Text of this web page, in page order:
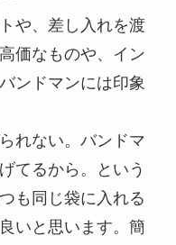
や、差し入れを渡
価なものや、イン
ンドマンには印象
れない。バンドマ
てるから。という
も同じ袋に入れる
いと思います。簡